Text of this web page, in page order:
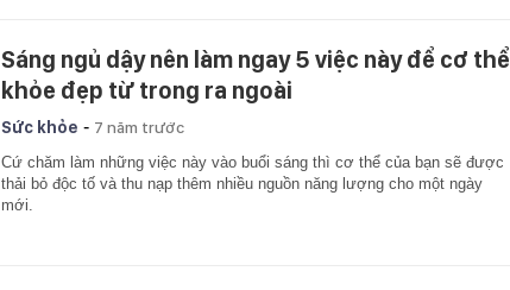
Sáng ngủ dậy nên làm ngay 5 việc này để cơ thể
khỏe đẹp từ trong ra ngoài
Sức khỏe - 7 năm trước
Cứ chăm làm những việc này vào buổi sáng thì cơ thể của bạn sẽ được
thải bỏ độc tố và thu nạp thêm nhiều nguồn năng lượng cho một ngày
mới.